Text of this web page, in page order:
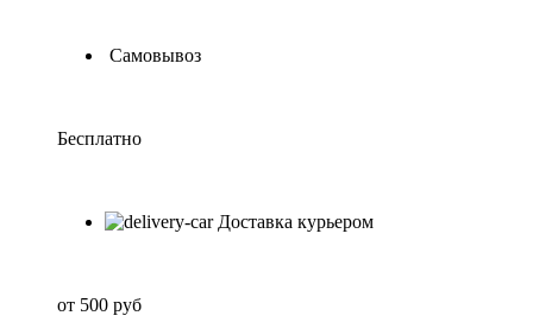
Самовывоз
Бесплатно
Доставка курьером
от 500 руб